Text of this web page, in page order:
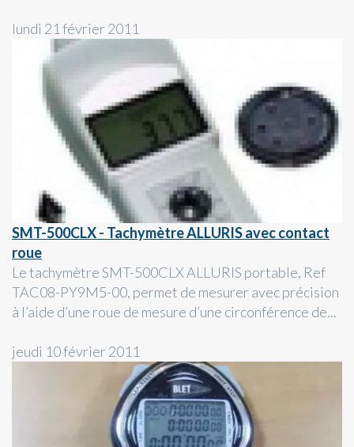
lundi 21 février 2011
SMT-500CLX - Tachymètre ALLURIS avec contact
roue
Le tachymètre SMT-500CLX ALLURIS portable, Ref
TAC08-PY9M5-00, permet de mesurer avec précision
à l’aide d’une roue de mesure d’une circonférence de...
jeudi 10 février 2011